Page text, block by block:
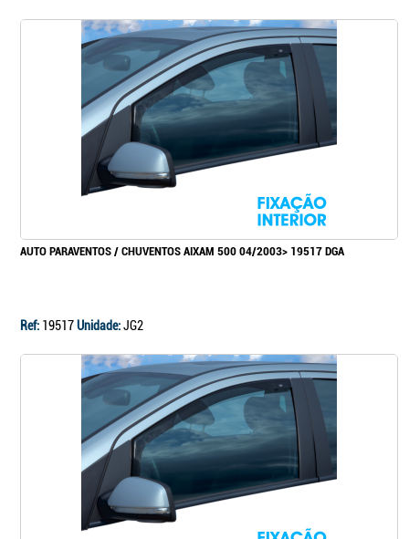
AUTO PARAVENTOS / CHUVENTOS AIXAM 500 04/2003> 19517 DGA
Ref: 19517Unidade:JG2